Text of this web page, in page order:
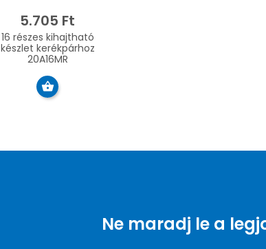
5.705 Ft
16 részes kihajtható
készlet kerékpárhoz
20A16MR
Ne maradj le a